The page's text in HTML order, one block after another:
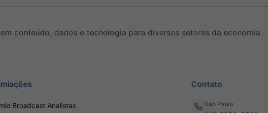
conteúdo, dados e tecnologia para diversos setores da economia
Broadcast Analistas
Contato
São Paulo